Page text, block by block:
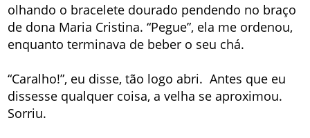
olhando o bracelete dourado pendendo no braço
de dona Maria Cristina. “Pegue”, ela me ordenou,
enquanto terminava de beber o seu chá.
“Caralho!”, eu disse, tão logo abri. Antes que eu
dissesse qualquer coisa, a velha se aproximou.
Sorriu.